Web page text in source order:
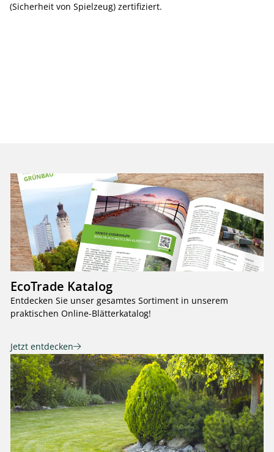
(Sicherheit von Spielzeug) zertifiziert.
EcoTrade Katalog
Entdecken Sie unser gesamtes Sortiment in unserem
praktischen Online-Blätterkatalog!
Jetzt entdecken